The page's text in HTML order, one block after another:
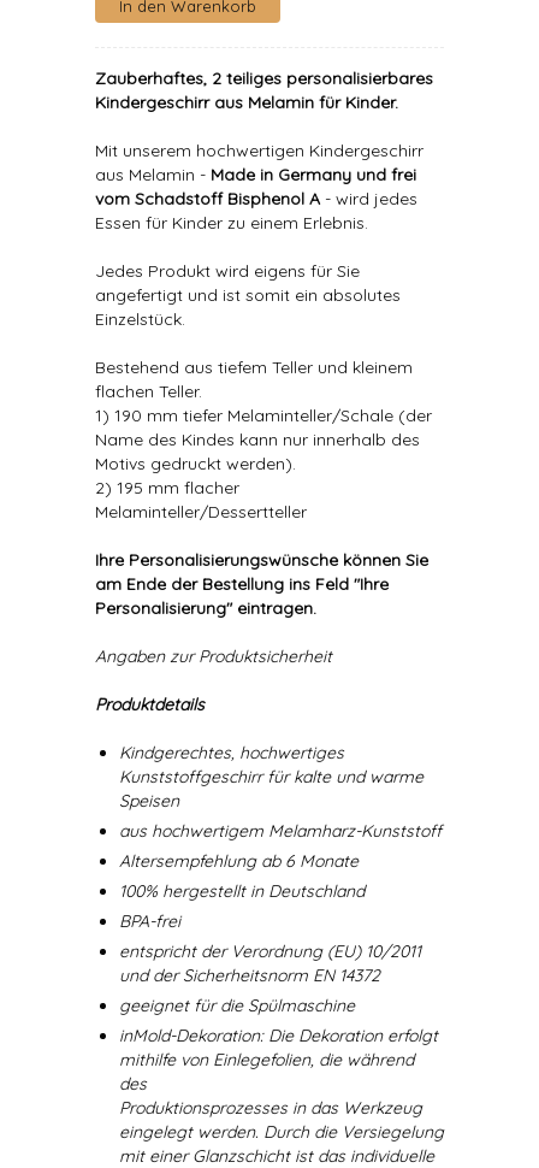
Zauberhaftes, 2 teiliges personalisierbares
Kindergeschirr aus Melamin für Kinder.
Mit unserem hochwertigen Kindergeschirr
aus Melamin - Made in Germany und frei
vom Schadstoff Bisphenol A- wird jedes
Essen für Kinder zu einem Erlebnis.
Jedes Produkt wird eigens für Sie
angefertigt und ist somit ein absolutes
Einzelstück.
Bestehend aus tiefem Teller und kleinem
flachen Teller.
1) 190 mm tiefer Melaminteller/Schale (der
Name des Kindes kann nur innerhalb des
Motivs gedruckt werden).
2) 195 mm flacher
Melaminteller/Dessertteller
Ihre Personalisierungswünsche können Sie
am Ende der Bestellung ins Feld "Ihre
Personalisierung" eintragen.
Angaben zur Produktsicherheit
Produktdetails
Kindgerechtes, hochwertiges
Kunststoffgeschirr für kalte und warme
Speisen
aus hochwertigem Melamharz-Kunststoff
Altersempfehlung ab 6 Monate
100% hergestellt in Deutschland
BPA-frei
entspricht der Verordnung (EU) 10/2011
und der Sicherheitsnorm EN 14372
geeignet für die Spülmaschine
inMold-Dekoration: Die Dekoration erfolgt
mithilfe von Einlegefolien, die während
des
Produktionsprozesses in das Werkzeug
eingelegt werden. Durch die Versiegelung
mit einer Glanzschicht ist das individuelle